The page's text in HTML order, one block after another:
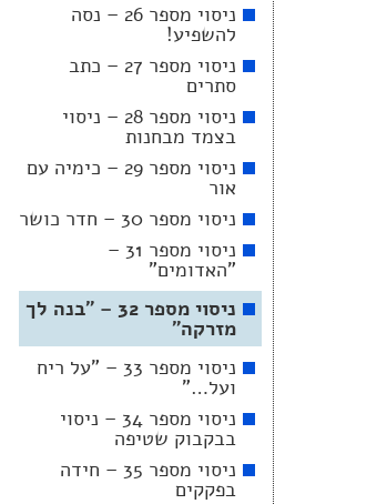
ניסוי מספר 26 – נסה
להשפיע!
ניסוי מספר 27 – כתב
סתרים
ניסוי מספר 28 – ניסוי
בצמד מבחנות
ניסוי מספר 29 – כימיה עם
אור
ניסוי מספר 30 – חדר כושר
ניסוי מספר 31 –
"האדומים"
ניסוי מספר 32 – "בנה לך
מזרקה"
ניסוי מספר 33 – "על ריח
ועל…"
ניסוי מספר 34 – ניסוי
בבקבוק שטיפה
ניסוי מספר 35 – חידה
בפקקים